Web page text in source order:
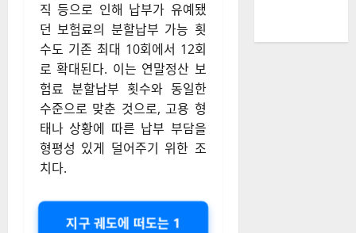
직 등으로 인해 납부가 유예됐
던 보험료의 분할납부 가능 횟
수도 기존 최대 10회에서 12회
로 확대된다. 이는 연말정산 보
험료 분할납부 횟수와 동일한
수준으로 맞춘 것으로, 고용 형
태나 상황에 따른 납부 부담을
형평성 있게 덜어주기 위한 조
치다.
지구 궤도에 떠도는 1